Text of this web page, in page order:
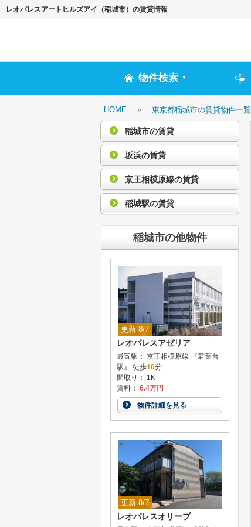
レオパレスアートヒルズアイ（稲城市）の賃貸情報
物件検索 ▼
HOME » 東京都稲城市の賃貸物件一覧
稲城市の賃貸
坂浜の賃貸
京王相模原線の賃貸
稲城駅の賃貸
稲城市の他物件
更新 8/7
レオパレスアゼリア
最寄駅： 京王相模原線 『若葉台
駅』 徒歩10分
間取り： 1K
賃料： 6.4万円
物件詳細を見る
更新 8/7
レオパレスオリーブ